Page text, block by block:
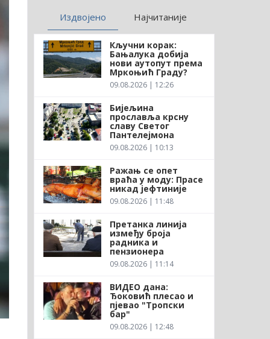
Издвојено Најчитаније
Кључни корак:
Бањалука добија
нови аутопут према
Мркоњић Граду?
09.08.2026 | 12:26
Бијељина
прославља крсну
славу Светог
Пантелејмона
09.08.2026 | 10:13
Ражањ се опет
враћа у моду: Прасе
никад јефтиније
09.08.2026 | 11:48
Претанка линија
између броја
радника и
пензионера
09.08.2026 | 11:14
ВИДЕО дана:
Ђоковић плесао и
пјевао "Тропски
бар"
09.08.2026 | 12:48